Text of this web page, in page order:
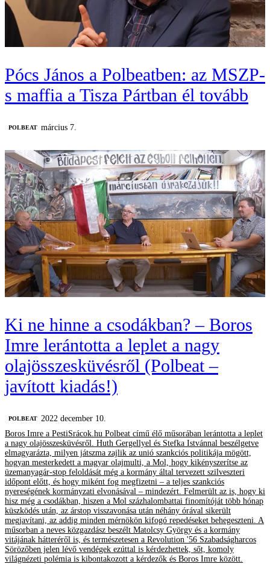
Pócs János a Polbeatben: az MSZP-
s maffia a Tisza Pártban él tovább
‎POLBEAT március 7.
Ki ne hinne a csodákban? – Boros
Imre lerántotta a leplet a nagy
olajösszesküvésről (Polbeat –
javított kiadás!)
‎POLBEAT
2022 december 10.
Boros Imre a PestiSrácok.hu Polbeat című élő műsorában lerántotta a leplet
a nagy olajösszesküvésről. Huth Gergellyel és Stefka Istvánnal beszélgetve
elmagyarázta, milyen játszma zajlik az unió szankciós politikája mögött,
hogyan mesterkedett a magyar olajmulti, a Mol, hogy kikényszerítse az
üzemanyagár-stop feloldását még a kormány által tervezett szilveszteri
időpont előtt, és hogy miként fog megfizetni – a teljes szankciós
nyereségének kormányzati elvonásával – mindezért. Felmerült az is, hogy ki
hisz még a csodákban, hiszen a Mol százhalombattai finomítóját több hónap
küszködés után, az árstop visszavonása után néhány órával sikerült
megjavítani, az addig minden mérnökön kifogó repedéseket behegeszteni. A
műsorban a neves közgazdász beszélt Matolcsy György és a kormány
vitájának hátteréről is, és természetesen a Revolution '56 Szabadságharcos
Sörözőben jelen lévő vendégek ezúttal is kérdezhettek, sőt, komoly
világnézeti polémia is kibontakozott a kérdezők és Boros Imre között.